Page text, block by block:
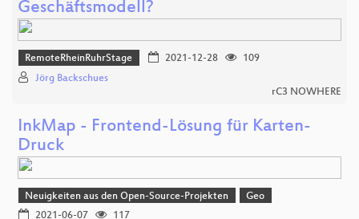
Geschäftsmodell?
RemoteRheinRuhrStage 2021-12-28
109
Jörg Backschues
rC3 NOWHERE
InkMap - Frontend-Lösung für Karten-
Druck
Neuigkeiten aus den Open-Source-Projekten
Geo
2021-06-07
117